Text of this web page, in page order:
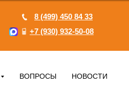
+7 (930) 932-50-08
8 (499) 450 84 33
ВОПРОСЫ НОВОСТИ